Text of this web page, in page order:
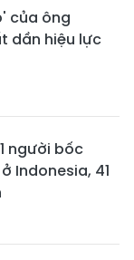
của ông
dần hiệu lực
người bốc
Indonesia, 41